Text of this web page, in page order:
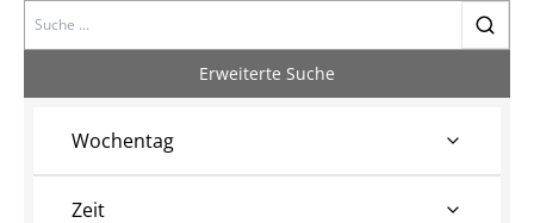
Search
Erweiterte Suche
Wochentag
Zeit